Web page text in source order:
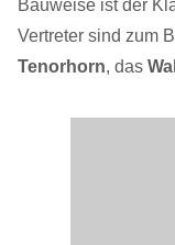
Bauweise ist der
Vertreter sind zum
Tenorhorn, das